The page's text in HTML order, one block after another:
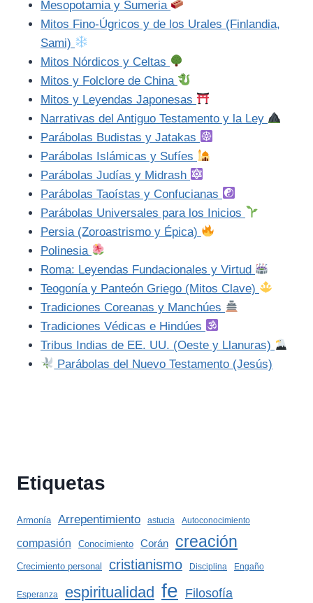
Mesopotamia y Sumeria
Mitos Fino-Úgricos y de los Urales (Finlandia,
Sami)
Mitos Nórdicos y Celtas
Mitos y Folclore de China
Mitos y Leyendas Japonesas
Narrativas del Antiguo Testamento y la Ley
Parábolas Budistas y Jatakas
Parábolas Islámicas y Sufíes
Parábolas Judías y Midrash
Parábolas Taoístas y Confucianas
Parábolas Universales para los Inicios
Persia (Zoroastrismo y Épica)
Polinesia
Roma: Leyendas Fundacionales y Virtud
Teogonía y Panteón Griego (Mitos Clave)
Tradiciones Coreanas y Manchúes
Tradiciones Védicas e Hindúes
Tribus Indias de EE. UU. (Oeste y Llanuras)
Parábolas del Nuevo Testamento (Jesús)
Etiquetas
Armonía Arrepentimiento astucia Autoconocimiento
compasión Conocimiento Corán creación
Crecimiento personal cristianismo Disciplina Engaño
Esperanza espiritualidad fe Filosofía